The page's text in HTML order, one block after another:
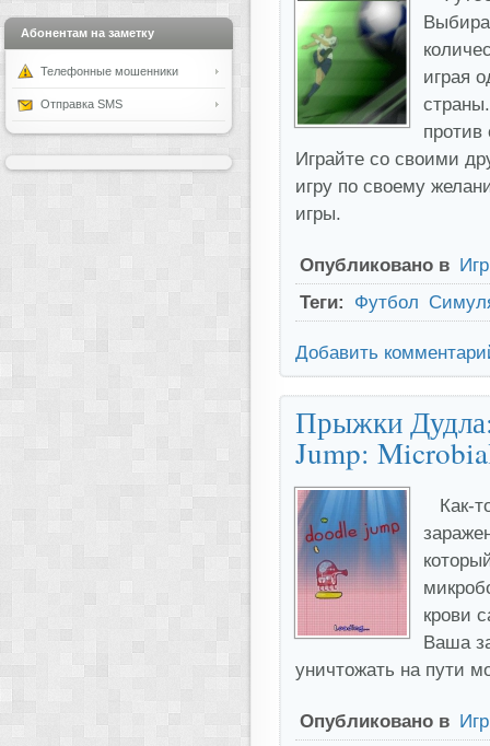
играя
Играйте со своими
игру по своему
игры.
Опубликовано в
Теги: Футбол
Добавить
Прыжки
Jump:
Как-
крови
Ваша
уничтожать на пути
Опубликовано в
Абонентам на заметку
Телефонные мошенники
Отправка SMS